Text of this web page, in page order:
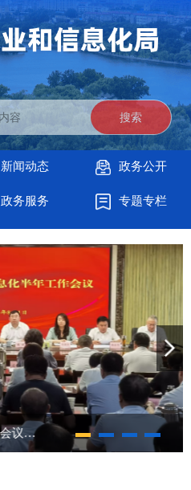
新闻动态 政务公开
政务服务 专题专栏
全市工业和信息化半年工作会议召开